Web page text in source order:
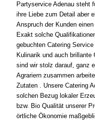
Partyservice Adenau steht
ihre Liebe zum Detail aber
Anspruch der Kunden
Exakt solche
gebuchten Catering
Kulinarik und auch
sind wir stolz darauf, ganz
Agrariern zusammen
Zutaten . Unsere Catering
solchen Bezug lokaler
bzw. Bio Qualität unserer
örtliche Ökonomie